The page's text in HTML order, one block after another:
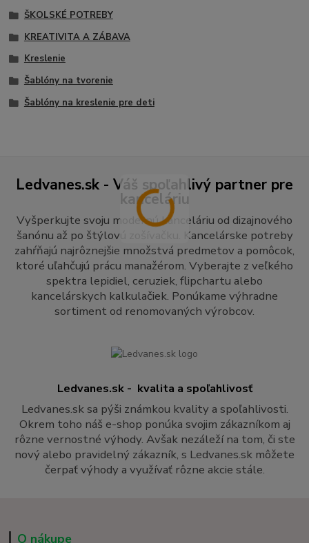
ŠKOLSKÉ POTREBY
KREATIVITA A ZÁBAVA
Kreslenie
Šablóny na tvorenie
Šablóny na kreslenie pre deti
Ledvanes.sk - Váš spoľahlivý partner pre
kanceláriu
Vyšperkujte svoju modernú kanceláriu od dizajnového
šanónu až po štýlovú zošívačku. Kancelárske potreby
zahŕňajú najrôznejšie množstvá predmetov a pomôcok,
ktoré uľahčujú prácu manažérom. Vyberajte z veľkého
spektra lepidiel, ceruziek, flipchartu alebo
kancelárskych kalkulačiek. Ponúkame výhradne
sortiment od renomovaných výrobcov.
Ledvanes.sk - kvalita a spoľahlivosť
Ledvanes.sk sa pýši známkou kvality a spoľahlivosti.
Okrem toho náš e-shop ponúka svojim zákazníkom aj
rôzne vernostné výhody. Avšak nezáleží na tom, či ste
nový alebo pravidelný zákazník, s Ledvanes.sk môžete
čerpať výhody a využívať rôzne akcie stále.
O nákupe